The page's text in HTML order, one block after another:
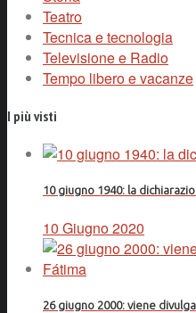
Teatro
Tecnica e tecnologia
Televisione e Radio
Tempo libero e vacanze
I più visti
10 giugno 1940: la
10 Giugno 2020
26 giugno 2000: viene